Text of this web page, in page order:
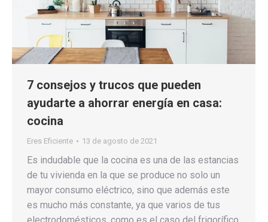
7 consejos y trucos que pueden
ayudarte a ahorrar energía en casa:
cocina
Eres Eficiente 13 de agosto de 2021
Es indudable que la cocina es una de las estancias
de tu vivienda en la que se produce no solo un
mayor consumo eléctrico, sino que además este
es mucho más constante, ya que varios de tus